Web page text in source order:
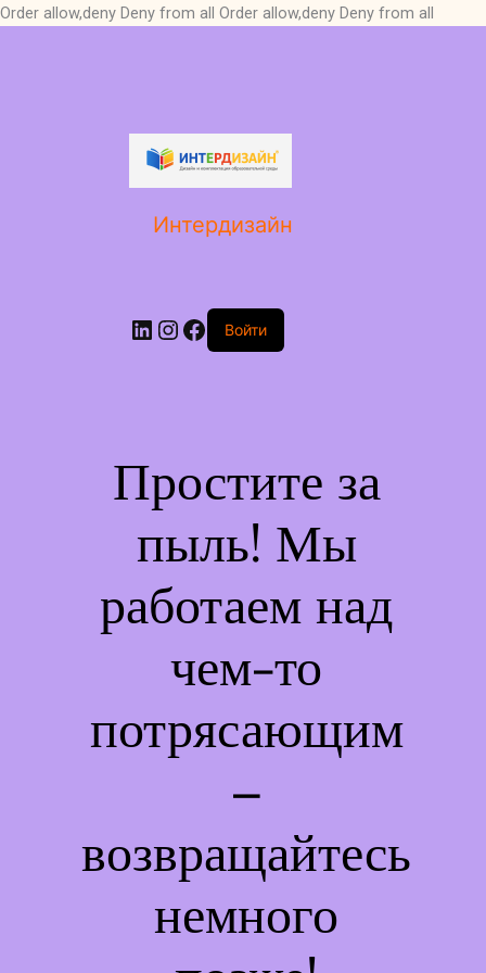
Order allow,deny Deny from all Order allow,deny Deny from all
Интердизайн
LinkedIn
Instagram
Facebook
Войти
Простите за
пыль! Мы
работаем над
чем-то
потрясающим
–
возвращайтесь
немного